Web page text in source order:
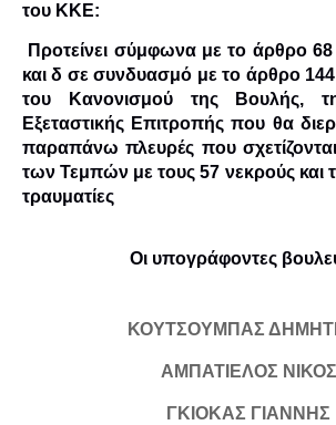
του ΚΚΕ:
Προτείνει σύμφωνα με το άρθρο
και δ σε συνδυασμό με το άρθρο
του Κανονισμού της Βουλής,
Εξεταστικής Επιτροπής που θα
παραπάνω πλευρές που
των Τεμπών με τους 57 νεκρούς και
τραυματίες
Οι υπογράφοντες
ΚΟΥΤΣΟΥΜΠΑΣ
ΑΜΠΑΤΙΕΛΟΣ ΝΙΚΟΣ
ΓΚΙΟΚΑΣ ΓΙΑΝΝΗΣ